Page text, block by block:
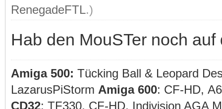
RenegadeFTL.)
Hab den MouSTer noch
Amiga 500: Tücking Ball & Leopard
LazarusPiStorm Amiga 600: CF-HD,
CD32: TF330, CF-HD, Indivision AGA